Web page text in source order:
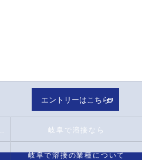
エントリーはこちら
岐阜で溶接なら
岐阜で溶接の業種について